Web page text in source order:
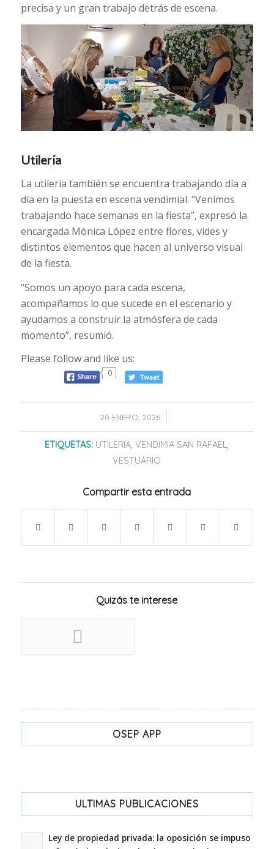
precisa y un gran trabajo detrás de escena.
Utilería
La utilería también se encuentra trabajando día a
día en la puesta en escena vendimial. “Venimos
trabajando hace semanas en la fiesta”, expresó la
encargada Mónica López entre flores, vides y
distintos elementos que hacen al universo visual
de la fiesta.
“Somos un apoyo para cada escena,
acompañamos lo que sucede en el escenario y
ayudamos a construir la atmósfera de cada
momento”, resumió.
Please follow and like us:
0
20 ENERO, 2026
/
ETIQUETAS: UTILERÍA,VENDIMIA SAN RAFAEL,
VESTUARIO
Compartir esta entrada
Quizás te interese
OSEP APP
ULTIMAS PUBLICACIONES
Ley de propiedad privada: la oposición se impuso